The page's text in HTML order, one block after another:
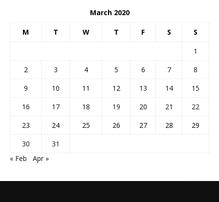
March 2020
M T W T F S S
1
2
3 4 5 6 7
8
9
10 11 12 13 14
15
16
17 18 19 20 21
22
23
24 25 26 27 28
29
30
31
« Feb
Apr »